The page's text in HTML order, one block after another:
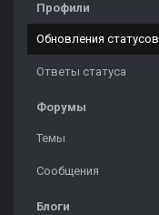
Профили
Обновления статусов
Ответы статуса
Форумы
Темы
Сообщения
Блоги